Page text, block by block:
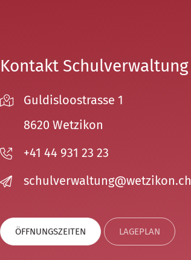
Kontakt Schulverwaltung
Guldisloostrasse 1
8620 Wetzikon
+41 44 931 23 23
sch
lv rw lt ng w tz k n ch
ÖFFNUNGSZEITEN LAGEPLAN